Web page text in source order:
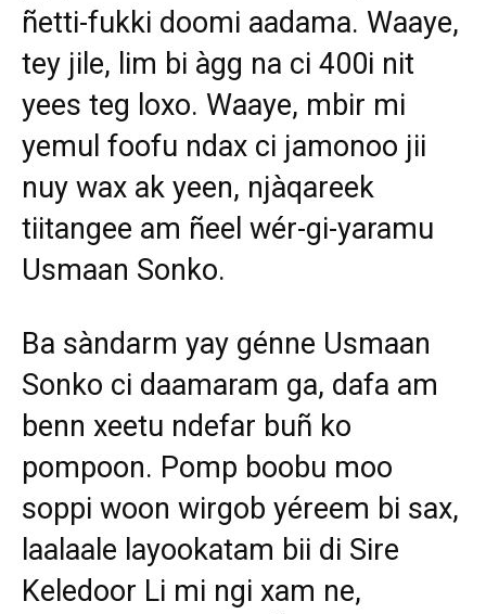
ñetti-fukki doomi aadama. Waaye,
tey jile, lim bi àgg na ci 400i nit
yees teg loxo. Waaye, mbir mi
yemul foofu ndax ci jamonoo jii
nuy wax ak yeen, njàqareek
tiitangee am ñeel wér-gi-yaramu
Usmaan Sonko.
Ba sàndarm yay génne Usmaan
Sonko ci daamaram ga, dafa am
benn xeetu ndefar buñ ko
pompoon. Pomp boobu moo
soppi woon wirgob yéreem bi sax,
laalaale layookatam bii di Sire
Keledoor Li mi ngi xam ne,